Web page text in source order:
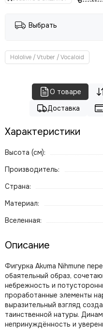
Выбрать
Hololive / Vtuber / Vocaloid
О товаре
Доставка
Характеристики
Высота (см):
Производитель:
Страна:
Материал:
Вселенная:
Описание
Фигурка Akuma Nihmune
обаятельный образ,
небрежность и
проработанные элементы
выразительный взгляд
таинственной натуры.
непринуждённость и